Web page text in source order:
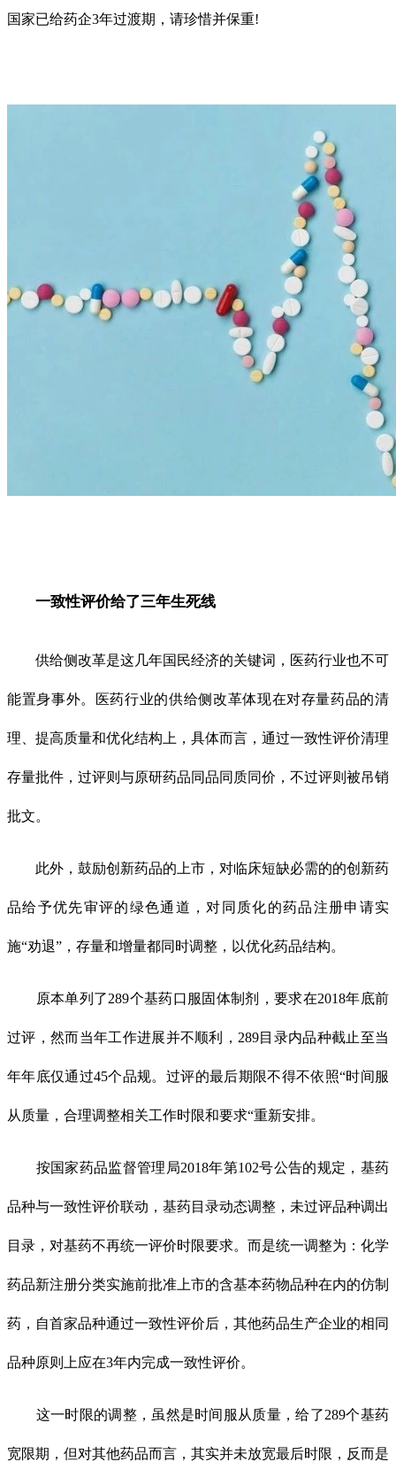
国家已给药企3年过渡期，请珍惜并保重!
一致性评价给了三年生死线
供给侧改革是这几年国民经济的关键词，医药行业也不可
能置身事外。医药行业的供给侧改革体现在对存量药品的清
理、提高质量和优化结构上，具体而言，通过一致性评价清理
存量批件，过评则与原研药品同品同质同价，不过评则被吊销
批文。
此外，鼓励创新药品的上市，对临床短缺必需的的创新药
品给予优先审评的绿色通道，对同质化的药品注册申请实
施“劝退”，存量和增量都同时调整，以优化药品结构。
原本单列了289个基药口服固体制剂，要求在2018年底前
过评，然而当年工作进展并不顺利，289目录内品种截止至当
年年底仅通过45个品规。过评的最后期限不得不依照“时间服
从质量，合理调整相关工作时限和要求“重新安排。
按国家药品监督管理局2018年第102号公告的规定，基药
品种与一致性评价联动，基药目录动态调整，未过评品种调出
目录，对基药不再统一评价时限要求。而是统一调整为：化学
药品新注册分类实施前批准上市的含基本药物品种在内的仿制
药，自首家品种通过一致性评价后，其他药品生产企业的相同
品种原则上应在3年内完成一致性评价。
这一时限的调整，虽然是时间服从质量，给了289个基药
宽限期，但对其他药品而言，其实并未放宽最后时限，反而是